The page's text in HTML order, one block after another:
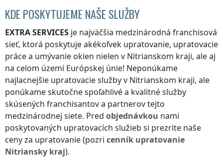
KDE POSKYTUJEME NAŠE SLUŽBY
EXTRA SERVICES je najväčšia medzinárodná franchisová
sieť, ktorá poskytuje akékoľvek upratovanie, upratovacie
práce a umývanie okien nielen v Nitrianskom kraji, ale aj
na celom území Európskej únie! Neponúkame
najlacnejšie upratovacie službyv Nitrianskom kraji, ale
ponúkame skutočne spoľahlivé a kvalitné služby
skúsených franchisantov a partnerov tejto
medzinárodnej siete. Pred objednávkou nami
poskytovaných upratovacích služieb si prezrite naše
ceny za upratovanie (pozri cenník upratovanie
Nitriansky kraj).